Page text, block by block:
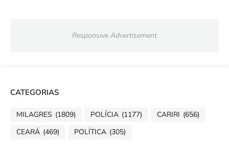
Responsive Advertisement
CATEGORIAS
MILAGRES (1809) POLÍCIA (1177) CARIRI (656)
CEARÁ (469) POLÍTICA (305)